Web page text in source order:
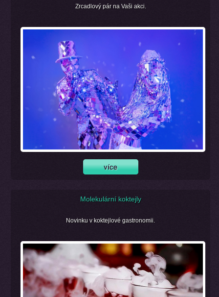
Zrcadlový pár na Vaši akci.
Molekulární koktejly
Novinku v koktejlové gastronomii.